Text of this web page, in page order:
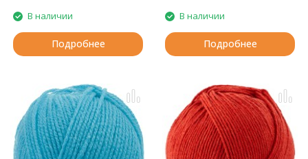
В наличии
Подробнее
В наличии
Подробнее